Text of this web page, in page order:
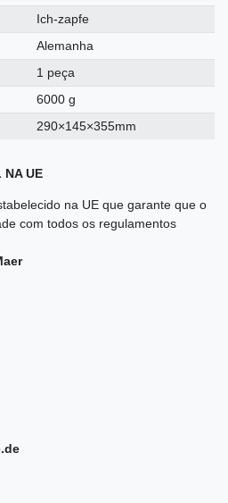
Ich-zapfe
Alemanha
1 peça
6000 g
290×145×355mm
NA UE
na UE que garante que o
com todos os regulamentos